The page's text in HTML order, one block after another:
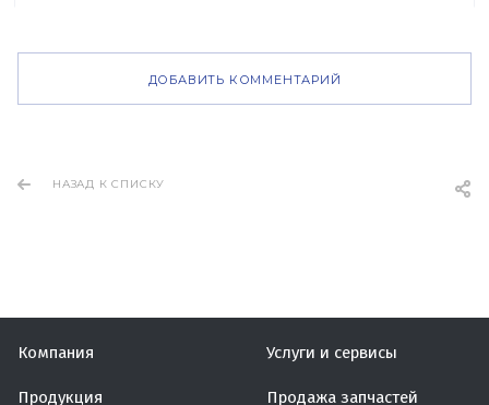
ДОБАВИТЬ КОММЕНТАРИЙ
НАЗАД К СПИСКУ
Компания Услуги и сервисы
Продукция Продажа запчастей